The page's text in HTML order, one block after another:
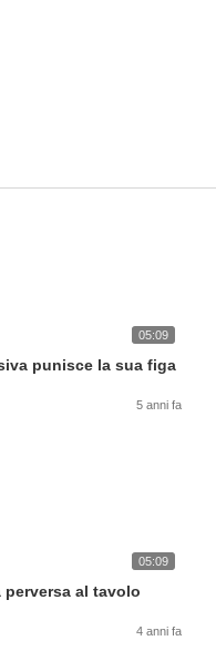
05:09
punisce la sua figa
5 anni fa
05:09
perversa al tavolo
4 anni fa